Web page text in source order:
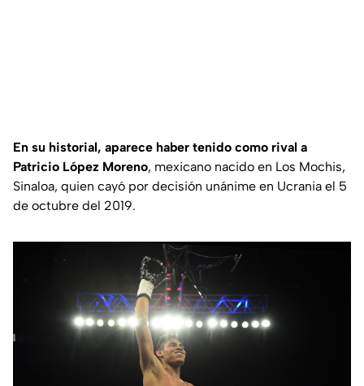
En su historial, aparece haber tenido como rival a
Patricio López Moreno, mexicano nacido en Los Mochis,
Sinaloa, quien cayó por decisión unánime en Ucrania el 5
de octubre del 2019.